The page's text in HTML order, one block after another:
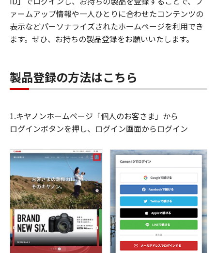
ァームアップ情報や一人ひとりに合わせたコンテンツの
表示などパーソナライズされたホームページを利用でき
ます。ぜひ、お持ちの製品登録をお願いいたします。
製品登録の方法はこちら
1.キヤノンホームページ「個人のお客さま」から
ログインボタンを押し、ログイン画面からログイン